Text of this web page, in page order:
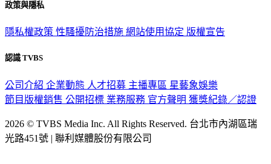
政策與隱私
隱私權政策 性騷擾防治措施 網站使用協定 版權宣告
認識 TVBS
公司介紹 企業動態 人才招募 主播專區 星藝象娛樂
節目版權銷售 公開招標 業務服務 官方聲明 獲獎紀錄／認證
2026 © TVBS Media Inc. All Rights Reserved. 台北市內湖區瑞
光路451號 | 聯利媒體股份有限公司